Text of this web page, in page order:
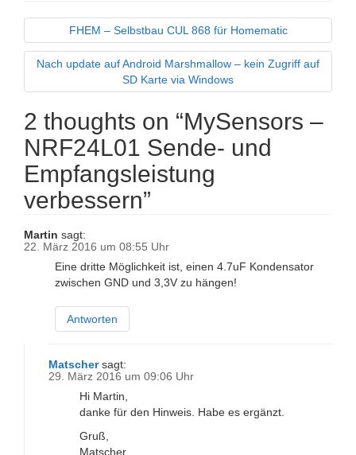
FHEM – Selbstbau CUL 868 für Homematic
Nach update auf Android Marshmallow – kein Zugriff auf
SD Karte via Windows
2 thoughts on “MySensors –
NRF24L01 Sende- und
Empfangsleistung
verbessern”
Martin sagt:
22. März 2016 um 08:55 Uhr
Eine dritte Möglichkeit ist, einen 4.7uF Kondensator
zwischen GND und 3,3V zu hängen!
Antworten
Matscher sagt:
29. März 2016 um 09:06 Uhr
Hi Martin,
danke für den Hinweis. Habe es ergänzt.
Gruß,
Matscher